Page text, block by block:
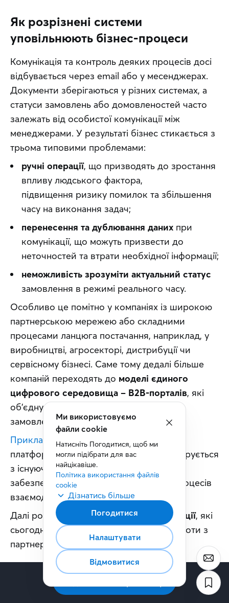
Як розрізнені системи
уповільнюють бізнес-процеси
Комунікація та контроль деяких процесів досі
відбувається через email або у месенджерах.
Документи зберігаються у різних системах, а
статуси замовлень або домовленостей часто
залежать від особистої комунікації між
менеджерами. У результаті бізнес стикається з
трьома типовими проблемами:
ручні операції, що призводять до зростання
впливу людського фактора,
підвищення ризику помилок та збільшення
часу на виконання задач;
перенесення та дублювання даних при
комунікації, що можуть призвести до
неточностей та втрати необхідної інформації;
неможливість зрозуміти актуальний статус
замовлення в режимі реального часу.
Особливо це помітно у компаніях із широкою
партнерською мережею або складними
процесами ланцюга постачання, наприклад, у
виробництві, агросекторі, дистрибуції чи
сервісному бізнесі. Саме тому дедалі більше
компаній переходять до моделі єдиного
цифрового середовища – B2B-порталів, які
об’єднують комунікацію, документообіг,
замовлення та дані в одному просторі.
Прикладом такого підходу є
Portality
платформа-конструктор, що легко інтегрується
з існуючою ІТ-екосистемою компанії та
забезпечує автоматизацію основних процесів
взаємодії із контрагентами.
Далі розповімо про три ключові тенденції, які
сьогодні змінюють підхід бізнесу до роботи з
партнерами.